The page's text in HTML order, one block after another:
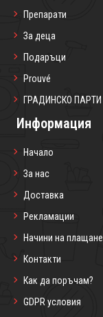
Препарати
За деца
Подаръци
Prouvé
ГРАДИНСКО ПАРТИ
Информация
Начало
За нас
Доставка
Рекламации
Начини на плащане
Контакти
Как да поръчам?
GDPR условия